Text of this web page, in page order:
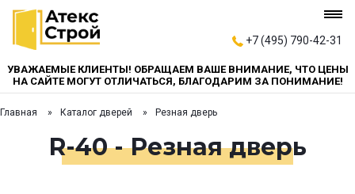
+7 (495) 790-42-31
УВАЖАЕМЫЕ КЛИЕНТЫ! ОБРАЩАЕМ ВАШЕ ВНИМАНИЕ, ЧТО ЦЕНЫ
НА САЙТЕ МОГУТ ОТЛИЧАТЬСЯ, БЛАГОДАРИМ ЗА ПОНИМАНИЕ!
Главная Каталог дверей Резная дверь
R-40 - Резная дверь